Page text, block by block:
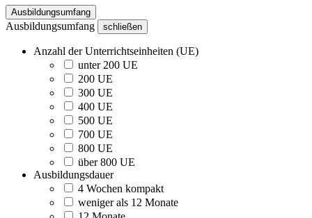
Ausbildungsumfang
Ausbildungsumfang schließen
Anzahl der Unterrichtseinheiten (UE)
unter 200 UE
200 UE
300 UE
400 UE
500 UE
700 UE
800 UE
über 800 UE
Ausbildungsdauer
4 Wochen kompakt
weniger als 12 Monate